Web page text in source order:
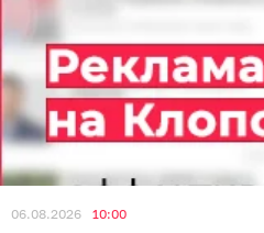
06.08.2026 10:00